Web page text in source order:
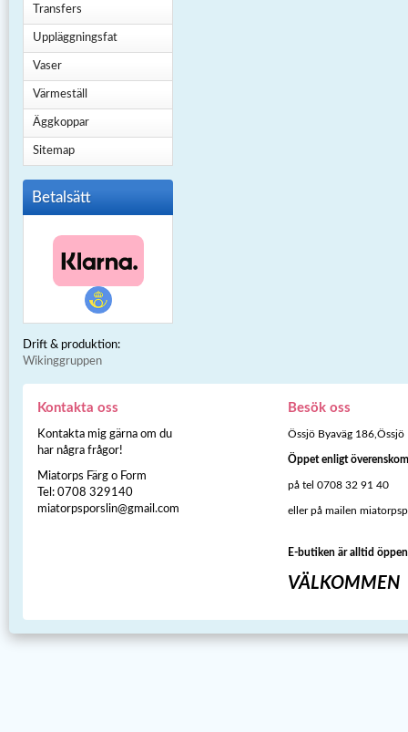
Transfers
Uppläggningsfat
Vaser
Värmeställ
Äggkoppar
Sitemap
Betalsätt
Drift & produktion:
Wikinggruppen
Kontakta oss
Kontakta mig gärna om du
har några frågor!
Miatorps Färg o Form
Tel: 0708 329140
miatorpsporslin@gmail.com
Besök oss
Össjö Byaväg 186,Össjö
Öppet enligt
på tel 0708 32 91 40
eller på mailen
E-butiken är alltid öppen
VÄLKOMMEN